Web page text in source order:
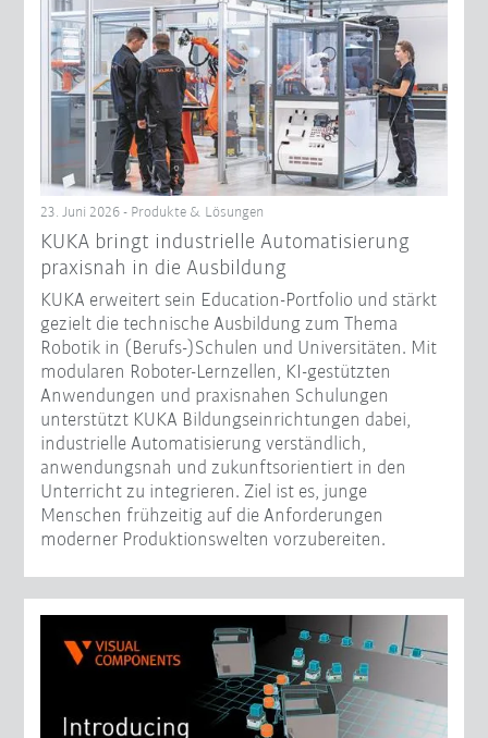
23. Juni 2026 - Produkte & Lösungen
KUKA bringt industrielle Automatisierung
praxisnah in die Ausbildung
KUKA erweitert sein Education-Portfolio und stärkt
gezielt die technische Ausbildung zum Thema
Robotik in (Berufs-)Schulen und Universitäten. Mit
modularen Roboter-Lernzellen, KI-gestützten
Anwendungen und praxisnahen Schulungen
unterstützt KUKA Bildungseinrichtungen dabei,
industrielle Automatisierung verständlich,
anwendungsnah und zukunftsorientiert in den
Unterricht zu integrieren. Ziel ist es, junge
Menschen frühzeitig auf die Anforderungen
moderner Produktionswelten vorzubereiten.